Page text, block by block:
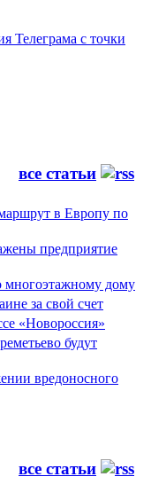
Телеграма с точки
все статьи
в Европу по
предприятие
многоэтажному дому
за свой счет
«Новороссия»
будут
вредоносного
все статьи